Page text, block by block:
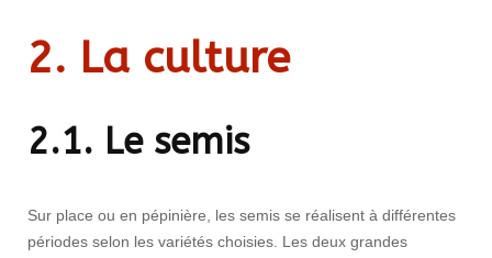
2. La culture
2.1. Le semis
Sur place ou en pépinière, les semis se réalisent à différentes
périodes selon les variétés choisies. Les deux grandes